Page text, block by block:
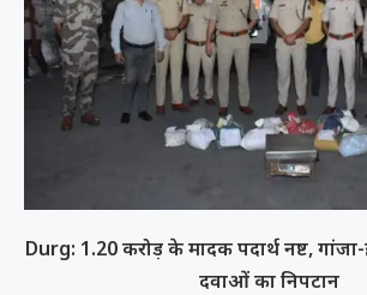
Durg: 1.20 करोड़ के मादक पदार्थ नष्ट,
दवाओं का निपटान